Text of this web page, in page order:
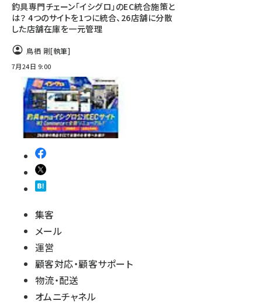
釣具専門チェーン「イシグロ」のEC統合施策と
は？ 4つのサイトを1つに統合、26店舗に分散
した店舗在庫を一元管理
鳥栖 剛[執筆]
7月24日 9:00
集客
メール
運営
顧客対応・顧客サポート
物流・配送
オムニチャネル